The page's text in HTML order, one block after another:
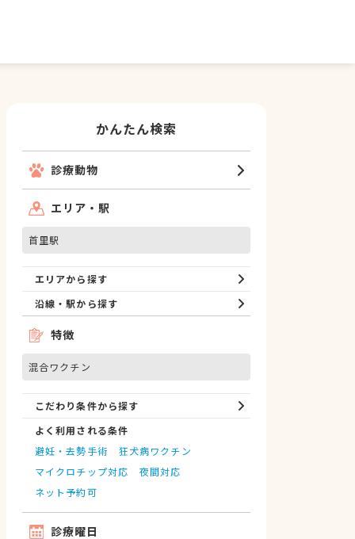
かんたん検索
診療動物
エリア・駅
首里駅
エリアから探す
沿線・駅から探す
特徴
混合ワクチン
こだわり条件から探す
よく利用される条件
避妊・去勢手術
狂犬病ワクチン
マイクロチップ対応
夜間対応
ネット予約可
診療曜日